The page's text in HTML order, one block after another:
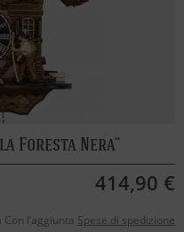
Foresta Nera
414,90 €
l’aggiunta Spese di spedizione